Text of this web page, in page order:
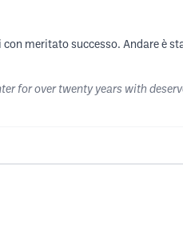
meritato successo. Andare è
for over twenty years with